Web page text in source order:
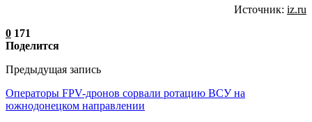
Источник: iz.ru
0 171
Поделится
Предыдущая запись
Операторы FPV-дронов сорвали ротацию ВСУ на
южнодонецком направлении